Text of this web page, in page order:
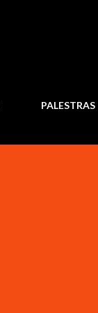
PALESTRAS